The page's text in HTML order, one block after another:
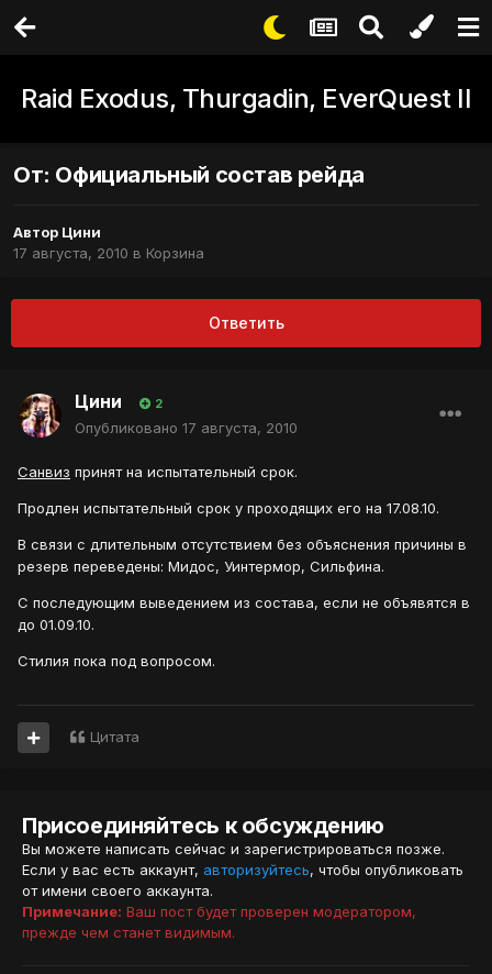
Raid Exodus, Thurgadin, EverQuest II
От: Официальный состав рейда
Автор Цини
17 августа, 2010 в Корзина
Ответить
Цини 2
Опубликовано 17 августа, 2010
Санвиз принят на испытательный срок.
Продлен испытательный срок у проходящих его на 17.08.10.
В связи с длительным отсутствием без объяснения причины в
резерв переведены: Мидос, Уинтермор, Сильфина.
С последующим выведением из состава, если не объявятся в
до 01.09.10.
Стилия пока под вопросом.
Цитата
Присоединяйтесь к обсуждению
Вы можете написать сейчас и зарегистрироваться позже.
Если у вас есть аккаунт, авторизуйтесь, чтобы опубликовать
от имени своего аккаунта.
Примечание: Ваш пост будет проверен модератором,
прежде чем станет видимым.